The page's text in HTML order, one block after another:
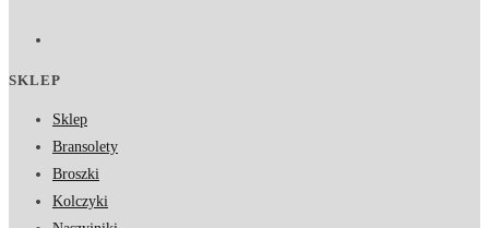
SKLEP
Sklep
Bransolety
Broszki
Kolczyki